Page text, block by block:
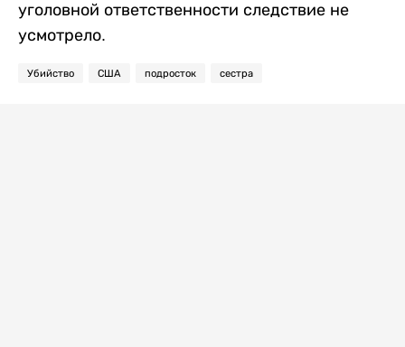
уголовной ответственности следствие не
усмотрело.
Убийство США подросток сестра